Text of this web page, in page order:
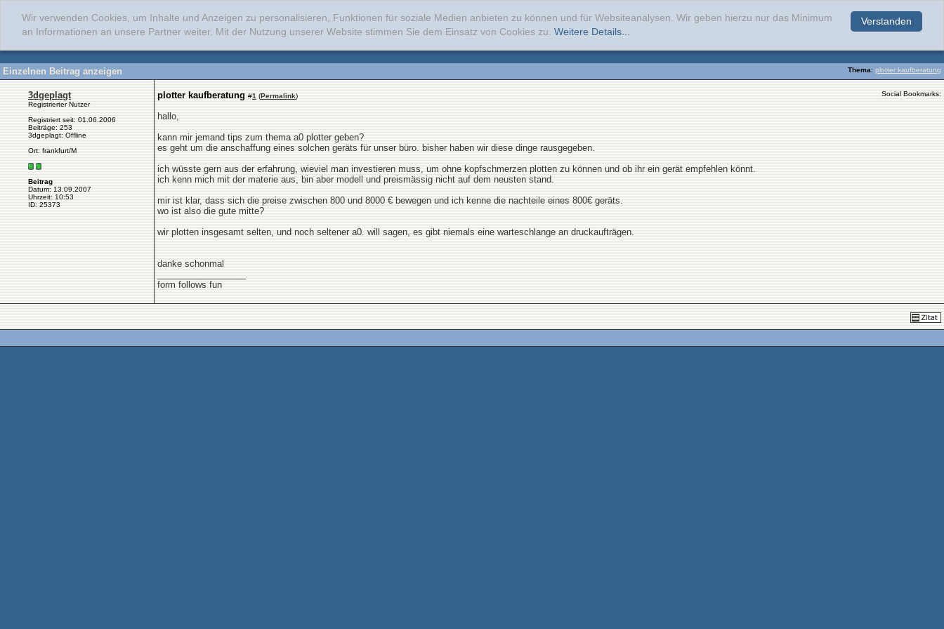
Verstanden
Wir verwenden Cookies, um Inhalte und Anzeigen zu personalisieren, Funktionen für soziale Medien anbieten zu können und für Websiteanalysen. Wir geben hierzu nur das Minimum
an Informationen an unsere Partner weiter. Mit der Nutzung unserer Website stimmen Sie dem Einsatz von Cookies zu. Weitere Details...
Thema: plotter kaufberatung
Einzelnen Beitrag anzeigen
3dgeplagt
Registrierter Nutzer
Registriert seit: 01.06.2006
Beiträge: 253
3dgeplagt: Offline
Ort: frankfurt/M
Beitrag
Datum: 13.09.2007
Uhrzeit: 10:53
ID: 25373
plotter kaufberatung #1 (Permalink) Social Bookmarks:
hallo,
kann mir jemand tips zum thema a0 plotter geben?
es geht um die anschaffung eines solchen geräts für unser büro. bisher haben wir diese dinge rausgegeben.
ich wüsste gern aus der erfahrung, wieviel man investieren muss, um ohne kopfschmerzen plotten zu können und ob ihr ein gerät empfehlen könnt.
ich kenn mich mit der materie aus, bin aber modell und preismässig nicht auf dem neusten stand.
mir ist klar, dass sich die preise zwischen 800 und 8000 € bewegen und ich kenne die nachteile eines 800€ geräts.
wo ist also die gute mitte?
wir plotten insgesamt selten, und noch seltener a0. will sagen, es gibt niemals eine warteschlange an druckaufträgen.
danke schonmal
form follows fun